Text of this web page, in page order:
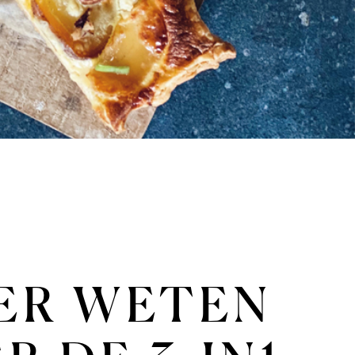
WETEN